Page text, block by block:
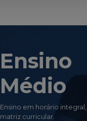
Ensino
Médio
Ensino em horário
matriz curricular.